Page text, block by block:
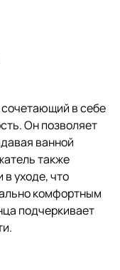
в себе
Он позволяет
ванной
также
уходе, что
комфортным
подчеркивает